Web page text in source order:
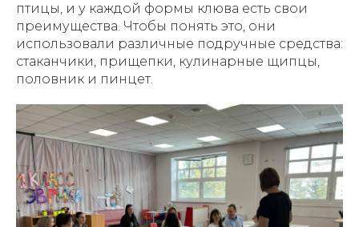
птицы, и у каждой формы клюва есть свои
преимущества. Чтобы понять это, они
использовали различные подручные средства:
стаканчики, прищепки, кулинарные щипцы,
половник и пинцет.